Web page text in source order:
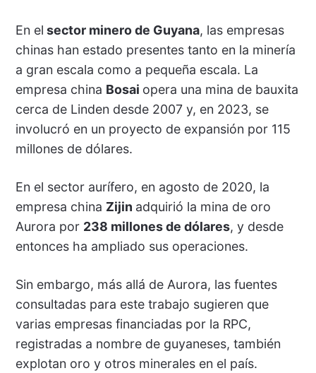
En el sector minero de Guyana, las empresas
chinas han estado presentes tanto en la minería
a gran escala como a pequeña escala. La
empresa china Bosai opera una mina de bauxita
cerca de Linden desde 2007 y, en 2023, se
involucró en un proyecto de expansión por 115
millones de dólares.
En el sector aurífero, en agosto de 2020, la
empresa china Zijin adquirió la mina de oro
Aurora por 238 millones de dólares, y desde
entonces ha ampliado sus operaciones.
Sin embargo, más allá de Aurora, las fuentes
consultadas para este trabajo sugieren que
varias empresas financiadas por la RPC,
registradas a nombre de guyaneses, también
explotan oro y otros minerales en el país.